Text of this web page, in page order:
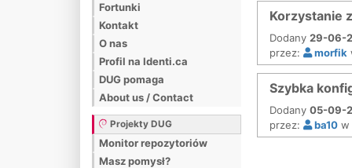
Fortunki
Kontakt
O nas
Profil na Identi.ca
DUG pomaga
About us / Contact
Projekty DUG
Monitor repozytoriów
Masz pomysł?
Korzystanie
Dodany 29-06-
przez:
morfik
Szybka
Dodany 05-09-
przez:
ba10 w